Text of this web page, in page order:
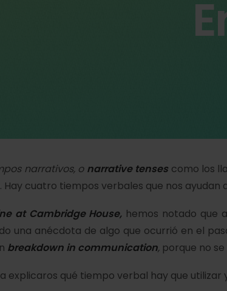
narrativos, o narrative tenses como los
Hay cuatro tiempos verbales que nos ayudan
at Cambridge House, hemos notado que
una anécdota de algo que ocurrió en el
breakdown in communication, porque no
explicaros qué tiempo verbal hay que utilizar